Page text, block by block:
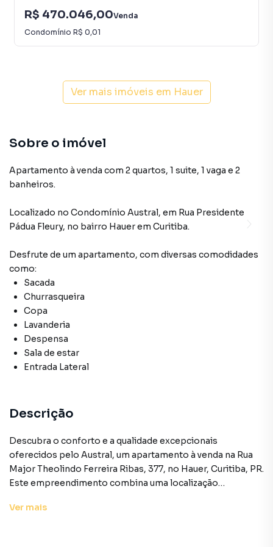
R$ 470.046,00Venda
Condomínio R$ 0,01
Ver mais imóveis em Hauer
Sobre o imóvel
Apartamento à venda com 2 quartos, 1 suite, 1 vaga e 2
banheiros.
Localizado no Condomínio Austral, em Rua Presidente
Pádua Fleury, no bairro Hauerem Curitiba.
Desfrute de um apartamento, com diversas comodidades
como:
Sacada
Churrasqueira
Copa
Lavanderia
Despensa
Sala de estar
Entrada Lateral
Descrição
Descubra o conforto e a qualidade excepcionais
oferecidos pelo Austral, um apartamento à venda na Rua
Major Theolindo Ferreira Ribas, 377, no Hauer, Curitiba, PR.
Este empreendimento combina uma localização
proporcionar uma experiência residencial única.
Ver mais